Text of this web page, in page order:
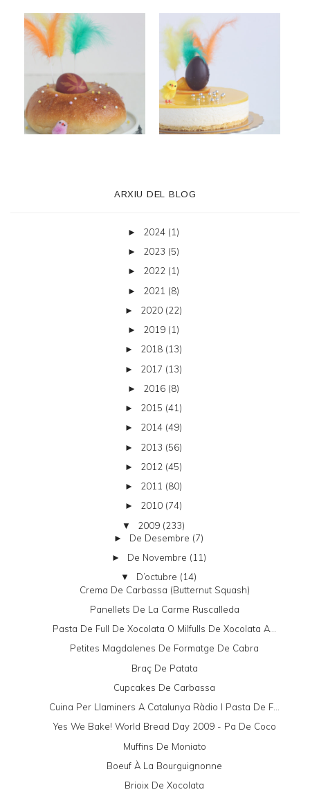
ARXIU DEL BLOG
► 2024 (1)
► 2023 (5)
► 2022 (1)
► 2021 (8)
► 2020 (22)
► 2019 (1)
► 2018 (13)
► 2017 (13)
► 2016 (8)
► 2015 (41)
► 2014 (49)
► 2013 (56)
► 2012 (45)
► 2011 (80)
► 2010 (74)
▼ 2009 (233)
► De Desembre (7)
► De Novembre (11)
▼ D’octubre (14)
Crema De Carbassa (butternut Squash)
Panellets De La Carme Ruscalleda
Pasta De Full De Xocolata O Milfulls De Xocolata A...
Petites Magdalenes De Formatge De Cabra
Braç De Patata
Cupcakes De Carbassa
Cuina Per Llaminers A Catalunya Ràdio I Pasta De F...
Yes We Bake! World Bread Day 2009 - Pa De Coco
Muffins De Moniato
Boeuf À La Bourguignonne
Brioix De Xocolata